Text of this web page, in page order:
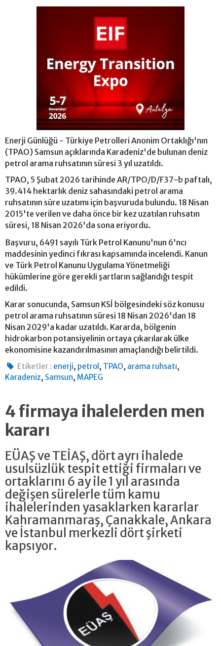
Enerji Günlüğü - Türkiye Petrolleri Anonim Ortaklığı'nın
(TPAO) Samsun açıklarında Karadeniz'de bulunan deniz
petrol arama ruhsatının süresi 3 yıl uzatıldı.
TPAO, 5 Şubat 2026 tarihinde AR/TPO/D/F37-b paftalı,
39.414 hektarlık deniz sahasındaki petrol arama
ruhsatının süre uzatımı için başvuruda bulundu. 18 Nisan
2015'te verilen ve daha önce bir kez uzatılan ruhsatın
süresi, 18 Nisan 2026'da sona eriyordu.
Başvuru, 6491 sayılı Türk Petrol Kanunu'nun 6'ncı
maddesinin yedinci fıkrası kapsamında incelendi. Kanun
ve Türk Petrol Kanunu Uygulama Yönetmeliği
hükümlerine göre gerekli şartların sağlandığı tespit
edildi.
Karar sonucunda, Samsun KSİ bölgesindeki söz konusu
petrol arama ruhsatının süresi 18 Nisan 2026'dan 18
Nisan 2029'a kadar uzatıldı. Kararda, bölgenin
hidrokarbon potansiyelinin ortaya çıkarılarak ülke
ekonomisine kazandırılmasının amaçlandığı belirtildi.
Etiketler : enerji, petrol , TPAO, arama ruhsatı,
Karadeniz, Samsun, MAPEG
4 firmaya ihalelerden men
kararı
EÜAŞ ve TEİAŞ, dört ayrı ihalede
usulsüzlük tespit ettiği firmaları ve
ortaklarını 6 ay ile 1 yıl arasında
değişen sürelerle tüm kamu
ihalelerinden yasaklarken kararlar
Kahramanmaraş, Çanakkale, Ankara
ve İstanbul merkezli dört şirketi
kapsıyor.